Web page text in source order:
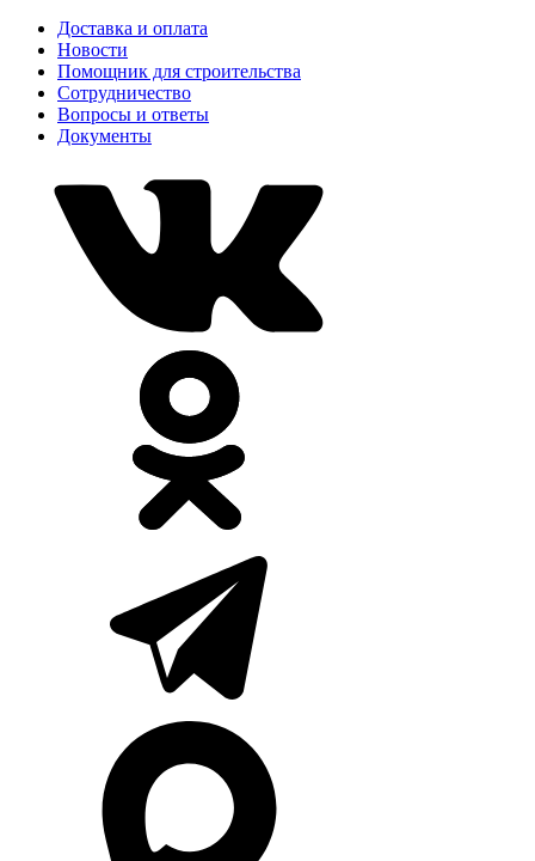
Доставка и оплата
Новости
Помощник для строительства
Сотрудничество
Вопросы и ответы
Документы